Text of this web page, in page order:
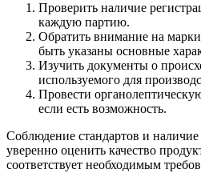
Проверить наличие
каждую партию.
Обратить внимание на
быть указаны основные
Изучить документы о
используемого для
Провести
если есть возможность.
Соблюдение стандартов и наличие
уверенно оценить качество
соответствует необходимым